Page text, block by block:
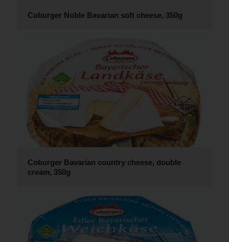
Coburger Noble Bavarian soft cheese, 350g
Coburger Bavarian country cheese, double
cream, 350g